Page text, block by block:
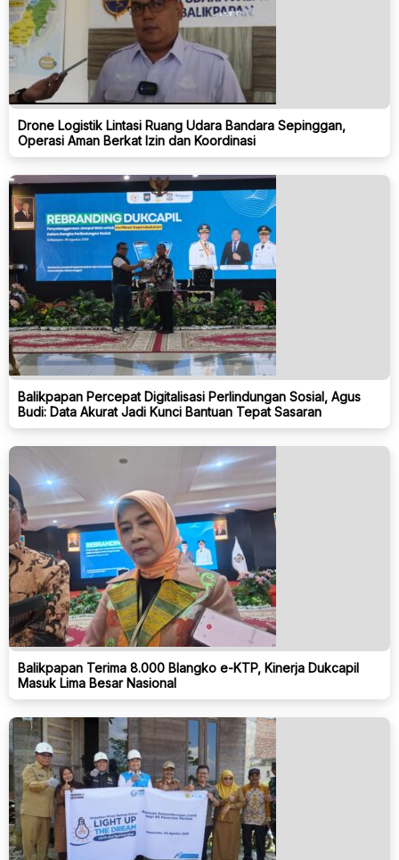
Drone Logistik Lintasi Ruang Udara Bandara Sepinggan,
Operasi Aman Berkat Izin dan Koordinasi
Balikpapan Percepat Digitalisasi Perlindungan Sosial, Agus
Budi: Data Akurat Jadi Kunci Bantuan Tepat Sasaran
Balikpapan Terima 8.000 Blangko e-KTP, Kinerja Dukcapil
Masuk Lima Besar Nasional